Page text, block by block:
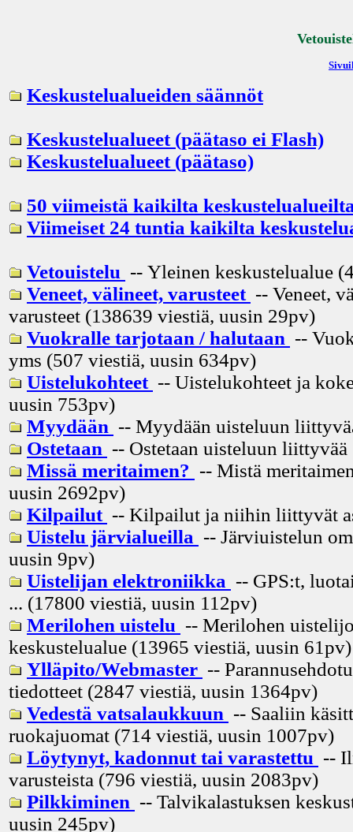
Keskustelualueiden säännöt
Keskustelualueet (päätaso ei Flash)
Keskustelualueet (päätaso)
50 viimeistä kaikilta
Viimeiset 24 tuntia kaikilta
Vetouistelu -- Yleinen keskustelualue
Veneet, välineet, varusteet -- Veneet,
varusteet (138639 viestiä, uusin 29pv)
Vuokralle tarjotaan / halutaan --
yms (507 viestiä, uusin 634pv)
Uistelukohteet -- Uistelukohteet ja
uusin 753pv)
Myydään -- Myydään uisteluun
Ostetaan -- Ostetaan uisteluun
Missä meritaimen? -- Mistä
uusin 2692pv)
Kilpailut -- Kilpailut ja niihin liittyvät
Uistelu järvialueilla -- Järviuistelun
uusin 9pv)
Uistelijan elektroniikka -- GPS:t,
... (17800 viestiä, uusin 112pv)
Merilohen uistelu -- Merilohen
keskustelualue (13965 viestiä, uusin 61pv)
Ylläpito/Webmaster --
tiedotteet (2847 viestiä, uusin 1364pv)
Vedestä vatsalaukkuun -- Saaliin
ruokajuomat (714 viestiä, uusin 1007pv)
Löytynyt, kadonnut tai varastettu --
varusteista (796 viestiä, uusin 2083pv)
Pilkkiminen -- Talvikalastuksen
uusin 245pv)